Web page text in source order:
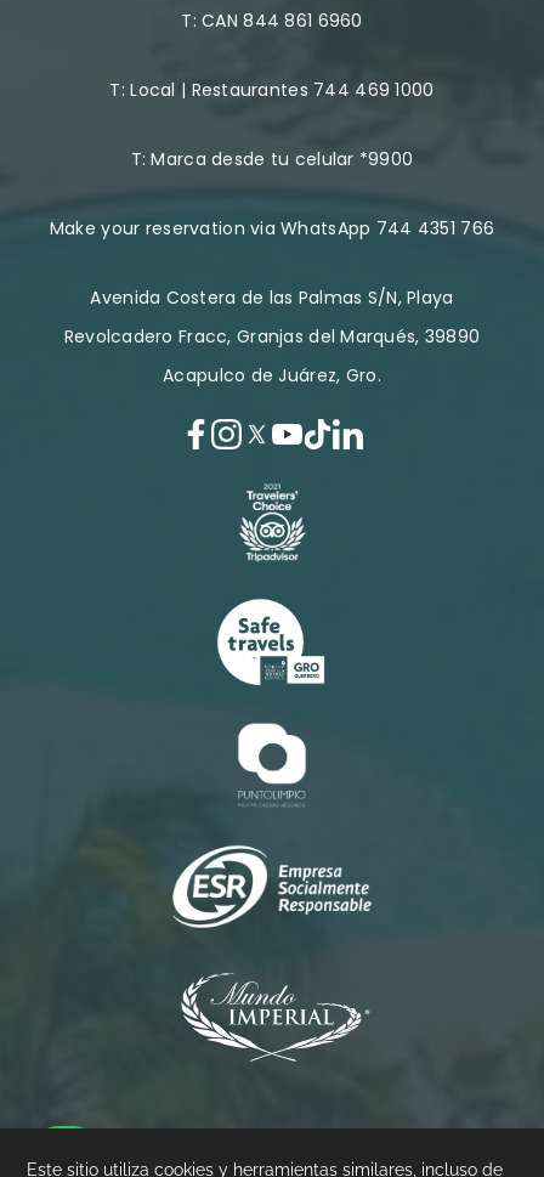
T:CAN 844 861 6960
T:Local | Restaurantes 744 469 1000
T:Marca desde tu celular *9900
Make your reservation via WhatsApp 744 4351 766
Avenida Costera de las Palmas S/N, Playa
Revolcadero Fracc, Granjas del Marqués, 39890
Acapulco de Juárez, Gro.